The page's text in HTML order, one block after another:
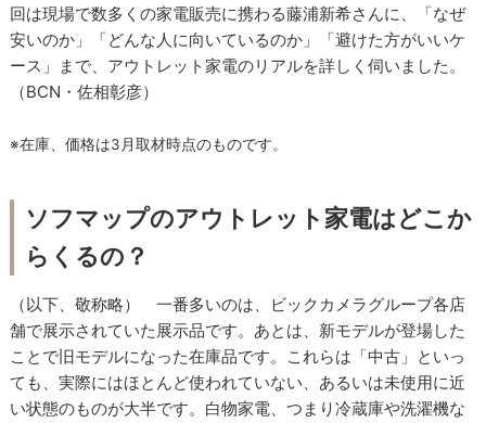
回は現場で数多くの家電販売に携わる藤浦新希さんに、「なぜ
安いのか」「どんな人に向いているのか」「避けた方がいいケ
ース」まで、アウトレット家電のリアルを詳しく伺いました。
（BCN・佐相彰彦）
※在庫、価格は3月取材時点のものです。
ソフマップのアウトレット家電はどこか
らくるの？
（以下、敬称略） 一番多いのは、ビックカメラグループ各店
舗で展示されていた展示品です。あとは、新モデルが登場した
ことで旧モデルになった在庫品です。これらは「中古」といっ
ても、実際にはほとんど使われていない、あるいは未使用に近
い状態のものが大半です。白物家電、つまり冷蔵庫や洗濯機な